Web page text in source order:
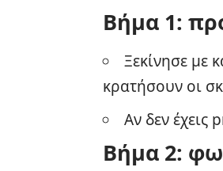
Βήμα 1:
Ξεκίνησε με
κρατήσουν οι
Αν δεν έχεις
Βήμα 2: